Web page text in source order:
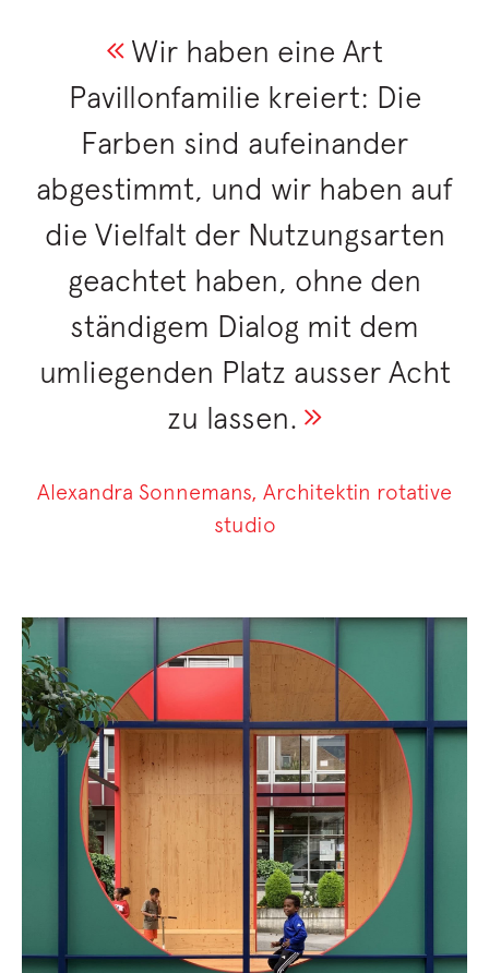
Wir haben eine Art
Pavillonfamilie kreiert: Die
Farben sind aufeinander
abgestimmt, und wir haben auf
die Vielfalt der Nutzungsarten
geachtet haben, ohne den
ständigem Dialog mit dem
umliegenden Platz ausser Acht
zu lassen.
Alexandra Sonnemans, Architektin rotative
studio